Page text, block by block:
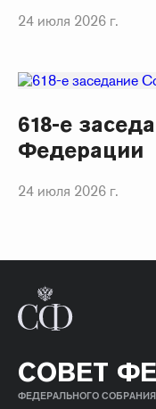
24 июля 2026 г.
618-е
Федерации
24 июля 2026 г.
СОВЕТ
ФЕДЕРАЛЬНОГО